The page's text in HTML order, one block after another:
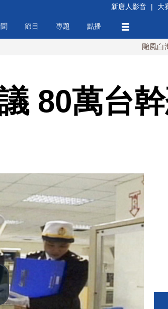
新唐人影音 | 大
節目 專題 點播
颱風白海豚週末
80萬台